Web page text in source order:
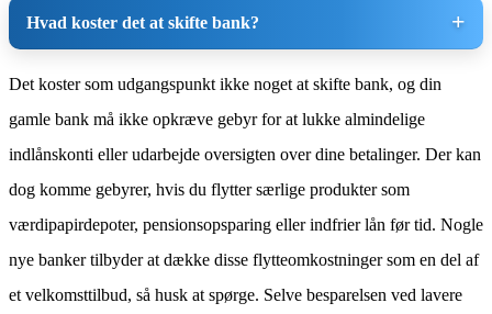
Hvad koster det at skifte bank?
Det koster som udgangspunkt ikke noget at skifte bank, og din
gamle bank må ikke opkræve gebyr for at lukke almindelige
indlånskonti eller udarbejde oversigten over dine betalinger. Der kan
dog komme gebyrer, hvis du flytter særlige produkter som
værdipapirdepoter, pensionsopsparing eller indfrier lån før tid. Nogle
nye banker tilbyder at dække disse flytteomkostninger som en del af
et velkomsttilbud, så husk at spørge. Selve besparelsen ved lavere